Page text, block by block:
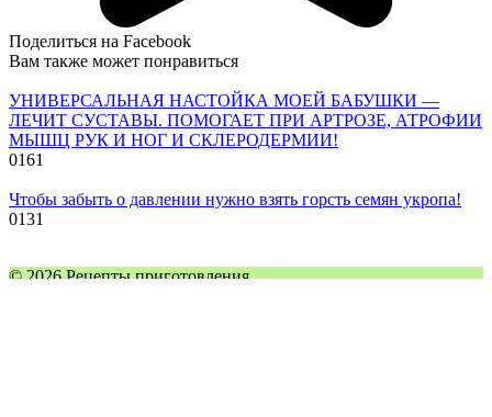
Поделиться на Facebook
Вам также может понравиться
УНИВЕРСАЛЬНАЯ НАСТОЙКА МОЕЙ БАБУШКИ —
ЛЕЧИТ СУСТАВЫ. ПОМОГАЕТ ПРИ АРТРОЗЕ, АТРОФИИ
МЫШЦ РУК И НОГ И СКЛЕРОДЕРМИИ!
0161
Чтобы забыть о давлении нужно взять горсть семян укропа!
0131
© 2026 Рецепты приготовления